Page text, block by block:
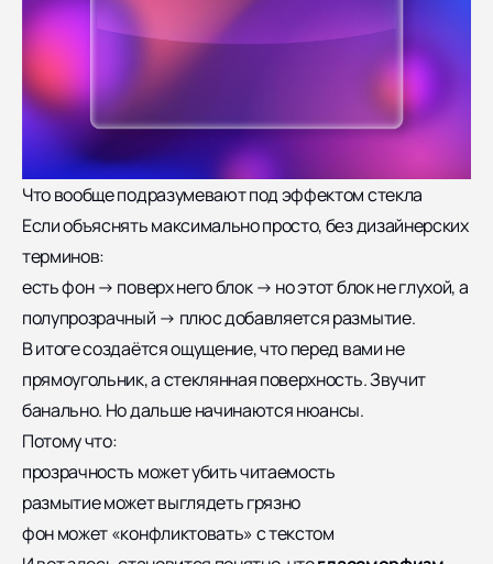
Что вообще подразумевают под эффектом стекла
Если объяснять максимально просто, без дизайнерских
терминов:
есть фон → поверх него блок → но этот блок не глухой, а
полупрозрачный → плюс добавляется размытие.
В итоге создаётся ощущение, что перед вами не
прямоугольник, а стеклянная поверхность. Звучит
банально. Но дальше начинаются нюансы.
Потому что:
прозрачность может убить читаемость
размытие может выглядеть грязно
фон может «конфликтовать» с текстом